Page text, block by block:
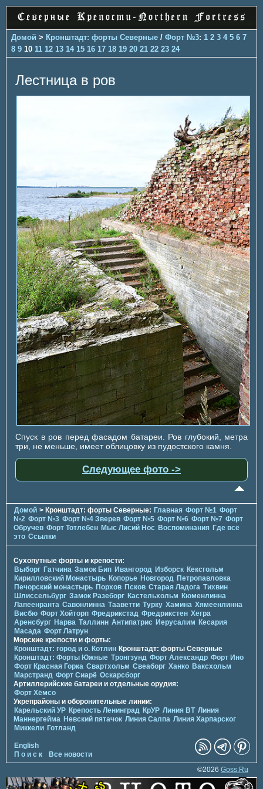
Домой > Кронштадт: форты Северные / Форт №3: 1 2 3 4 5 6 7
8 9 10 11 12 13 14 15 16 17 18 19 20 21 22 23 24
Лестница в ров
Спуск в ров перед фасадом батареи. Ров глубокий, метра
три, не меньше, имеет облицовку из пудостского камня.
Следующее фото ->
Домой > Кронштадт: форты Северные: Главная Форт №1 Форт
№2 Форт №3 Форт №4 Зверев Форт №5 Форт №6 Форт №7 Форт
Обручев Форт Тотлебен Мыс Лисий Нос Воспоминания Где всё
это Ссылки
Сухопутные форты и крепости:
Выборг Гатчина Замок Бип Ивангород Изборск Кексгольм
Кирилловский Монастырь Копорье Новгород Петропавловка
Печорcкий монастырь Порхов Псков Старая Ладога Тихвин
Шлиссельбург Замок Разеборг Кастельхольм Кюменлинна
Лапеенранта Савонлинна Тааветти Турку Хамина Хямеенлинна
Висбю Форт Хойторп Фредрикстад Фредрикстен Хегра
Аренсбург Нарва Таллинн Антипатрис Иерусалим Кесария
Масада Форт Латрун
Морские крепости и форты:
Кронштадт: город и о. Котлин Кронштадт: форты Северные
Кронштадт: Форты Южные Тронгзунд Форт Александр Форт Ино
Форт Красная Горка Свартхольм Свеаборг Ханко Ваксхольм
Марстранд Форт Сиарё Оскарсборг
Артиллерийские батареи и отдельные орудия:
Форт Хёмсо
Укрепрайоны и оборонительные линии:
Карельский УР Крепость Ленинград КрУР Линия ВТ Линия
Маннергейма Невский пятачок Линия Салпа Линия Харпарског
Миккели Готланд
English
П о и с к
Все новости
©2026 Goss.Ru